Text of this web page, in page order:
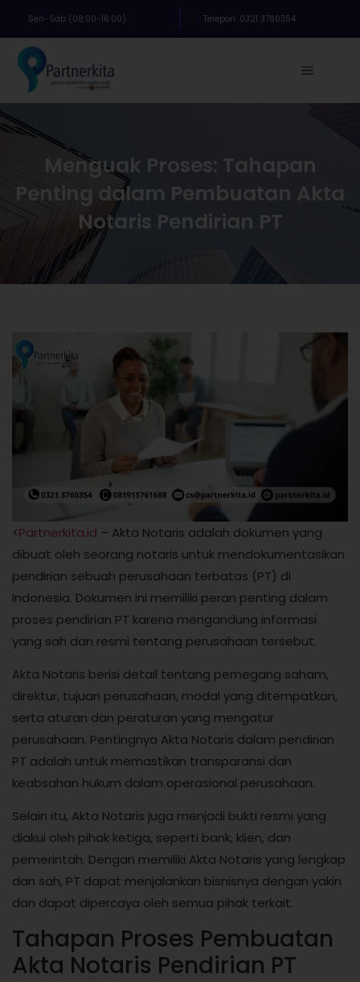
Sen-Sab (08:00-16:00) Telepon: 0321 3760354
Menguak Proses: Tahapan
Penting dalam Pembuatan Akta
Notaris Pendirian PT
<Partnerkita.id – Akta Notaris adalah dokumen yang
dibuat oleh seorang notaris untuk mendokumentasikan
pendirian sebuah perusahaan terbatas (PT) di
Indonesia. Dokumen ini memiliki peran penting dalam
proses pendirian PT karena mengandung informasi
yang sah dan resmi tentang perusahaan tersebut.
Akta Notaris berisi detail tentang pemegang saham,
direktur, tujuan perusahaan, modal yang ditempatkan,
serta aturan dan peraturan yang mengatur
perusahaan. Pentingnya Akta Notaris dalam pendirian
PT adalah untuk memastikan transparansi dan
keabsahan hukum dalam operasional perusahaan.
Selain itu, Akta Notaris juga menjadi bukti resmi yang
diakui oleh pihak ketiga, seperti bank, klien, dan
pemerintah. Dengan memiliki Akta Notaris yang lengkap
dan sah, PT dapat menjalankan bisnisnya dengan yakin
dan dapat dipercaya oleh semua pihak terkait.
Tahapan Proses Pembuatan
Akta Notaris Pendirian PT